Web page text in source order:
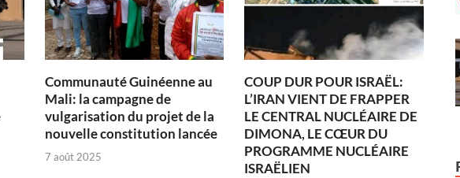
Communauté Guinéenne au
Mali: la campagne de
vulgarisation du projet de la
nouvelle constitution lancée
7 août 2025
COUP DUR POUR ISRAËL:
L’IRAN VIENT DE FRAPPER
LE CENTRAL NUCLÉAIRE DE
DIMONA, LE CŒUR DU
PROGRAMME NUCLÉAIRE
ISRAËLIEN